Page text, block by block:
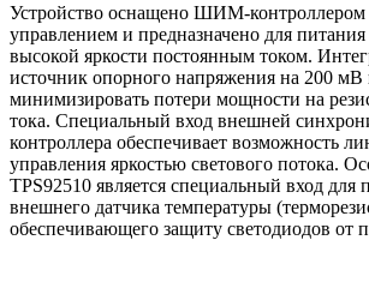
Устройство оснащено ШИМ-контроллером
управлением и предназначено для питания
высокой яркости постоянным током.
источник опорного напряжения на 200 мВ
минимизировать потери мощности на
тока. Специальный вход внешней
контроллера обеспечивает возможность
управления яркостью светового потока.
TPS92510 является специальный вход для
внешнего датчика температуры
обеспечивающего защиту светодиодов от